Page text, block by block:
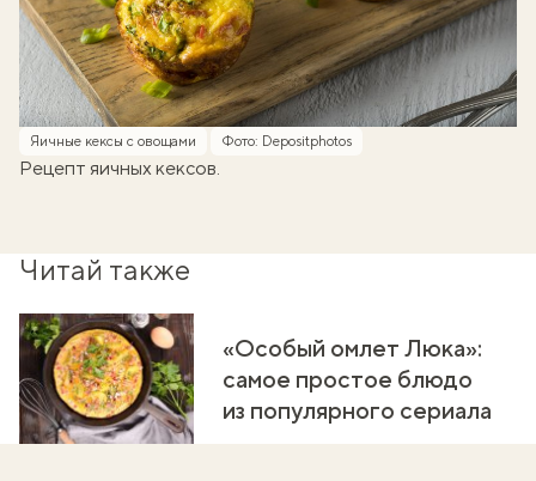
Яичные кексы с овощами Фото: Depositphotos
Рецепт яичных кексов.
Читай также
«Особый омлет Люка»:
самое простое блюдо
из популярного сериала